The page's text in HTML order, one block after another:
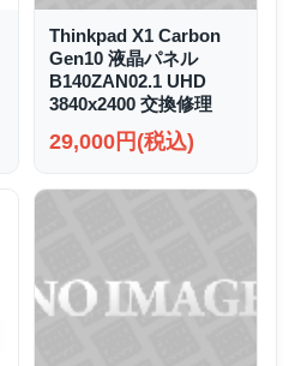
Thinkpad X1 Carbon
Gen10 液晶パネル
B140ZAN02.1 UHD
3840x2400 交換修理
29,000円(税込)